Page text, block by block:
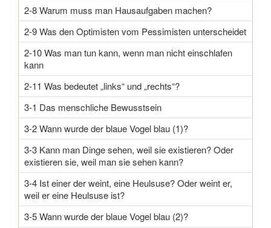
2-8 Warum muss man Hausaufgaben machen?
2-9 Was den Optimisten vom Pessimisten unterscheidet
2-10 Was man tun kann, wenn man nicht einschlafen
kann
2-11 Was bedeutet „links“ und „rechts“?
3-1 Das menschliche Bewusstsein
3-2 Wann wurde der blaue Vogel blau (1)?
3-3 Kann man Dinge sehen, weil sie existieren? Oder
existieren sie, weil man sie sehen kann?
3-4 Ist einer der weint, eine Heulsuse? Oder weint er,
weil er eine Heulsuse ist?
3-5 Wann wurde der blaue Vogel blau (2)?